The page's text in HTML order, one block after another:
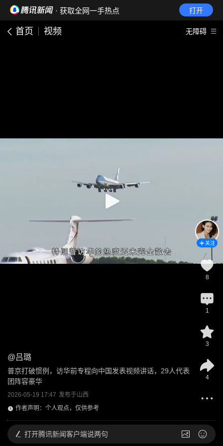
· 获取全网一手热点 打开
首页 视频 无障碍
@吕璐
普京打破惯例，访华前专程向中国发表视频讲话，29人代表
团阵容豪华
2026-05-19 17:47 发布于山西
作者声明：个人观点，仅供参考
关注
8
1
3
4
打开腾讯新闻客户端说两句